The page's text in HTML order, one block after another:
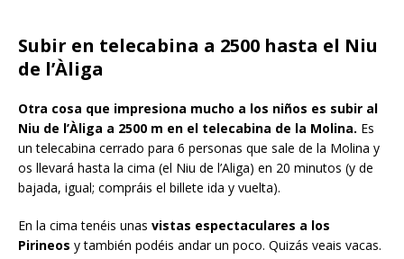
Subir en telecabina a 2500 hasta el Niu
de l’Àliga
Otra cosa que impresiona mucho a los niños es subir al
Niu de l’Àliga a 2500 m en el telecabina de la Molina. Es
un telecabina cerrado para 6 personas que sale de la Molina y
os llevará hasta la cima (el Niu de l’Aliga) en 20 minutos (y de
bajada, igual; compráis el billete ida y vuelta).
En la cima tenéis unas vistas espectaculares a los
Pirineos y también podéis andar un poco. Quizás veais vacas.